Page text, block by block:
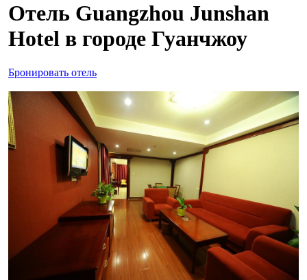
Отель Guangzhou Junshan
Hotel в городе Гуанчжоу
Бронировать отель